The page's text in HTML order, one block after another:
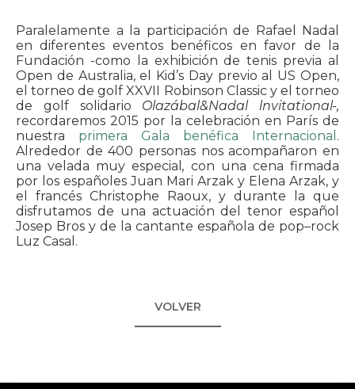
Paralelamente a la participación de Rafael Nadal
en diferentes eventos benéficos en favor de la
Fundación -como la exhibición de tenis previa al
Open de Australia, el Kid’s Day previo al US Open,
el torneo de golf XXVII Robinson Classic y el torneo
de golf solidario Olazábal&Nadal lnvitational-,
recordaremos 2015 por la celebración en París de
nuestra primera Gala benéfica Internacional .
Alrededor de 400 personas nos acompañaron en
una velada muy especial , con una cena firmada
por los españoles Juan Mari Arzak y Elena Arzak, y
el francés Christophe Raoux, y durante la que
disfrutamos de una actuación del tenor español
Josep Bros y de la cantante española de pop–rock
Luz Casal.
VOLVER